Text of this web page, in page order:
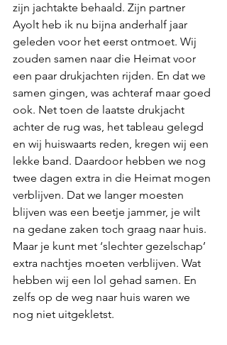
zijn jachtakte behaald. Zijn partner
Ayolt heb ik nu bijna anderhalf jaar
geleden voor het eerst ontmoet. Wij
zouden samen naar die Heimat voor
een paar drukjachten rijden. En dat we
samen gingen, was achteraf maar goed
ook. Net toen de laatste drukjacht
achter de rug was, het tableau gelegd
en wij huiswaarts reden, kregen wij een
lekke band. Daardoor hebben we nog
twee dagen extra in die Heimat mogen
verblijven. Dat we langer moesten
blijven was een beetje jammer, je wilt
na gedane zaken toch graag naar huis.
Maar je kunt met ‘slechter gezelschap’
extra nachtjes moeten verblijven. Wat
hebben wij een lol gehad samen. En
zelfs op de weg naar huis waren we
nog niet uitgekletst.